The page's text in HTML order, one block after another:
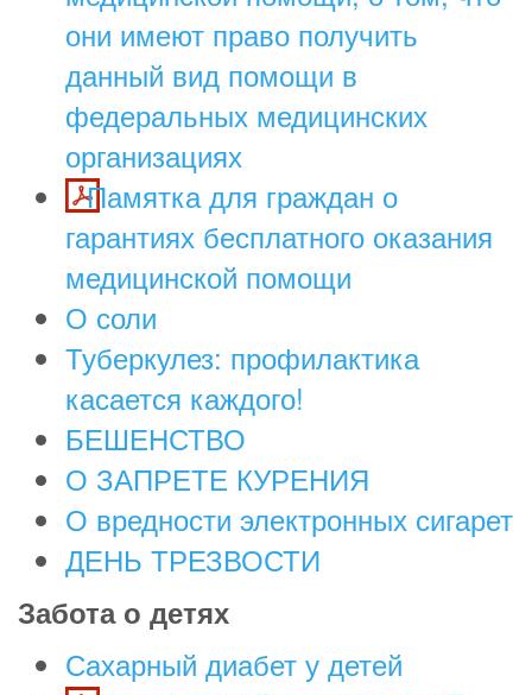
они имеют право получить
данный вид помощи в
федеральных медицинских
организациях
Памятка для граждан о
гарантиях бесплатного оказания
медицинской помощи
О соли
Туберкулез: профилактика
касается каждого!
БЕШЕНСТВО
О ЗАПРЕТЕ КУРЕНИЯ
О вредности электронных сигарет
ДЕНЬ ТРЕЗВОСТИ
Забота о детях
Сахарный диабет у детей